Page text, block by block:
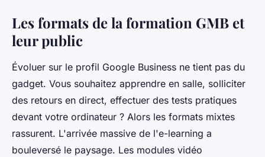
Les formats de la formation GMB et
leur public
Évoluer sur le profil Google Business ne tient pas du
gadget. Vous souhaitez apprendre en salle, solliciter
des retours en direct, effectuer des tests pratiques
devant votre ordinateur ? Alors les formats mixtes
rassurent. L'arrivée massive de l'e-learning a
bouleversé le paysage. Les modules vidéo